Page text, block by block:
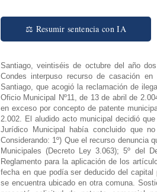
⚖ Resumir sentencia con IA
Santiago, veintiséis de octubre del año dos mil cinco. Vistos: En estos autos rol Nº3.048-05, la Municipalidad de Las Condes interpuso recurso de casación en el fondo contra la sentencia pronunciada por la Corte de Apelaciones de Santiago, que acogió la reclamación de ilegalidad formulada por la empresa Inversiones ABC Ltda., dejando sin efecto el Oficio Municipal Nº11, de 13 de abril de 2.004, mediante el cual se rechazó una petición de devolución de sumas pagadas en exceso por concepto de patente municipal, en el período correspondiente al segundo semestre 2.001-primer semestre 2.002. El aludido acto municipal decidió que no es factible acoger la solicitud de devolución, por cuanto el Departamento Jurídico Municipal había concluido que no era posible acceder a dicha petición. Se trajeron los autos en relación. Considerando: 1º) Que el recurso denuncia que la sentencia impugnada, infringió los artículos 23 y 24 de la Ley de Rentas Municipales (Decreto Ley 3.063); 5º del Decreto Supremo Nº484 de 1980 del Ministerio del Interior, que contiene el Reglamento para la aplicación de los artículos 23 y siguientes de la Ley de Rentas ya referida, todo ello en relación a la fecha en que podía ser deducido del capital propio los aportes realiza dos en una sociedad distinta, cuyo domicilio social se encuentra ubicado en otra comuna. Sostiene, en síntesis, que con fecha 05 de marzo de 2.001, Silica Networks S.A. presentó solicitud de patente comercial para el inmueble sito en Nueva Tajamar Nº481, Comuna de Las Condes. Posteriormente, el 09 de abril de 2.001, la misma sociedad, actual reclamante de autos, suscribió gran parte del capital con que se constituyó la Sociedad Inversiones Silica Networks S.A., actual Inversiones ISN S.A. Agrega que no obstante lo anterior, el 27 de abril del mismo año 2.001, Silica Networks S.A. declaró ante la reclamada, Municipalidad de Las Condes, un capital de $44.827.433.433, conforme a balance del período Junio-Diciembre de 2000. Posteriormente, el 21 de agosto de 2.002, Silica Neworks S.A. solicitó al municipio la devolución de las sumas de $73.96.157 y $75.101.325, cantidades de las cuales se han deducido las sumas de $14.051 y $14.262, respectivamente, correspondientes a lo pagado por concepto de patente municipal por el período segundo semestre de 2.001 y primer semestre de 2.002, las cuales, en su opinión, fueron pagadas en exceso, en atención a que la sociedad en comento, al calcular su capital propio, no dedujo el monto de sus inversiones en la sociedad Inversiones Silica Networks S.A., que también es sujeto de patente municipal; 2º) Que, el municipio recurrente, al contestar el reclamo señaló que la reclamante no se encontraba legalmente facultada para deducir de su capital propio declarado en el mes de abril de 2.001, en base al balance al 31 de diciembre de 2.000, una inversión que no se encontraba materializada en el período tributario correspondiente al año 2.000, y que por tanto no se encontraba registrada en su contabilidad, a lo que debe agregarse dice- que la empresa receptora de la inversión no tenía existencia jurídica al 31 de diciembre de 2.000, por lo que obviamente no se encontraba afecta al pago de patente; 3º) Que el ente municipal aduce, además, que las normas por las que se regula el otorgamiento de las patentes municipales están contenidas en los artículos 23 y siguientes de la Ley de Rentas Municipales; añade que la deducción de la inversión sólo podía efectuarla la reclamante en la declaración de capital p ropio a ser presentada en